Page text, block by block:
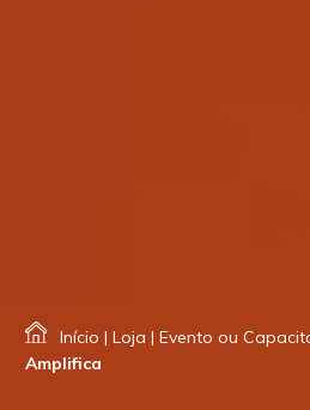
Início | Loja | Evento ou
Amplifica